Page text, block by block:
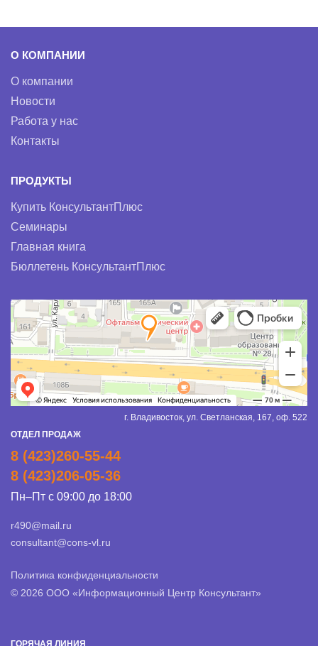
О КОМПАНИИ
О компании
Новости
Работа у нас
Контакты
ПРОДУКТЫ
Купить КонсультантПлюс
Семинары
Главная книга
Бюллетень КонсультантПлюс
г. Владивосток, ул. Светланская, 167, оф. 522
ОТДЕЛ ПРОДАЖ
8 (423)260-55-44
8 (423)206-05-36
Пн–Пт с 09:00 до 18:00
r490@mail.ru
consultant@cons-vl.ru
Политика конфиденциальности
© 2026 ООО «Информационный Центр Консультант»
ГОРЯЧАЯ ЛИНИЯ